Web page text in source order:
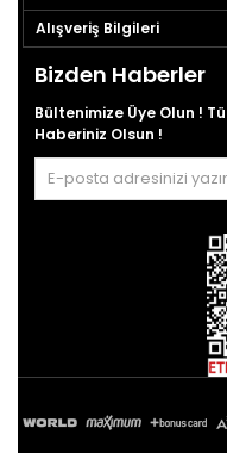
Alışveriş Bilgileri
Bizden Haberler
Bültenimize Üye Olun !
Haberiniz Olsun !